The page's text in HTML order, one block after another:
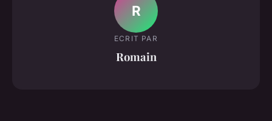
R
ECRIT PAR
Romain